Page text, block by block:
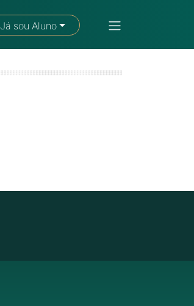
Fale com um consultor
Já sou Aluno